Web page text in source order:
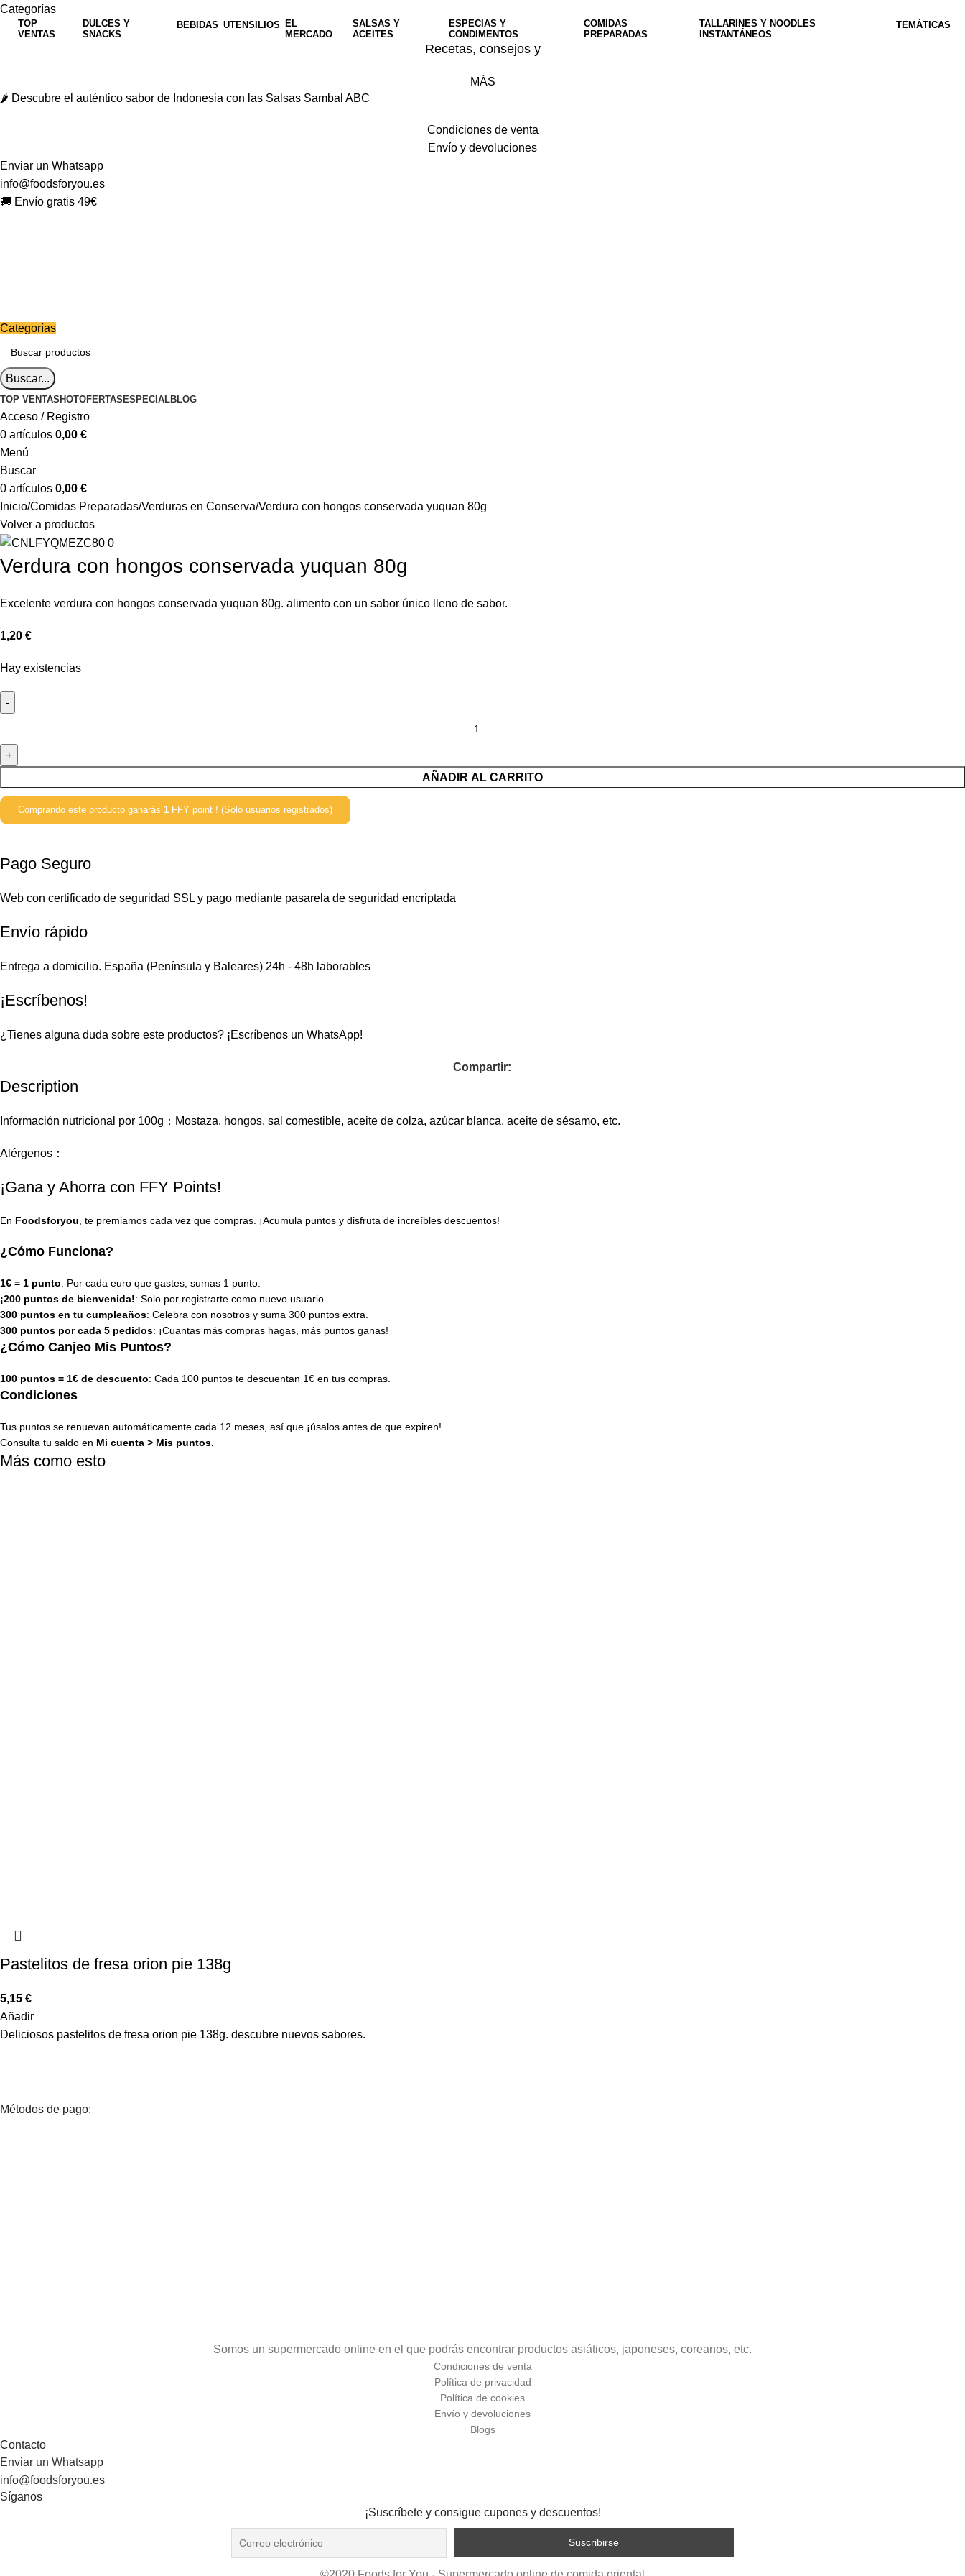
Categorías
TOP
VENTAS
DULCES Y
SNACKS
BEBIDAS UTENSILIOS
EL
MERCADO
SALSAS Y
ACEITES
ESPECIAS Y
CONDIMENTOS
COMIDAS
PREPARADAS
TALLARINES Y NOODLES
INSTANTÁNEOS
TEMÁTICAS
Recetas, consejos y
MÁS
🌶️ Descubre el auténtico sabor de Indonesia con las Salsas Sambal ABC
Condiciones de venta
Envío y devoluciones
Enviar un Whatsapp
info@foodsforyou.es
🚚 Envío gratis 49€
Categorías
Buscar...
TOP VENTAS HOTOFERTAS ESPECIALBLOG
Acceso / Registro
0 artículos 0,00 €
Menú
Buscar
0 artículos 0,00 €
Inicio Comidas Preparadas Verduras en Conserva Verdura con hongos conservada yuquan 80g
Volver a productos
Verdura con hongos conservada yuquan 80g
Excelente verdura con hongos conservada yuquan 80g. alimento con un sabor único lleno de sabor.
1,20 €
Hay existencias
AÑADIR AL CARRITO
Comprando este producto ganarás 1 FFY point ! (Solo usuarios registrados)
Pago Seguro
Web con certificado de seguridad SSL y pago mediante pasarela de seguridad encriptada
Envío rápido
Entrega a domicilio. España (Península y Baleares) 24h - 48h laborables
¡Escríbenos!
¿Tienes alguna duda sobre este productos? ¡Escríbenos un WhatsApp!
Compartir:
Description
Información nutricional por 100g：Mostaza, hongos, sal comestible, aceite de colza, azúcar blanca, aceite de sésamo, etc.
Alérgenos：
¡Gana y Ahorra con FFY Points!
En Foodsforyou, te premiamos cada vez que compras. ¡Acumula puntos y disfruta de increíbles descuentos!
¿Cómo Funciona?
1€ = 1 punto: Por cada euro que gastes, sumas 1 punto.
¡200 puntos de bienvenida!: Solo por registrarte como nuevo usuario.
300 puntos en tu cumpleaños: Celebra con nosotros y suma 300 puntos extra.
300 puntos por cada 5 pedidos: ¡Cuantas más compras hagas, más puntos ganas!
¿Cómo Canjeo Mis Puntos?
100 puntos = 1€ de descuento: Cada 100 puntos te descuentan 1€ en tus compras.
Condiciones
Tus puntos se renuevan automáticamente cada 12 meses, así que ¡úsalos antes de que expiren!
Consulta tu saldo en Mi cuenta > Mis puntos.
Más como esto
Pastelitos de fresa orion pie 138g
5,15 €
Añadir
Deliciosos pastelitos de fresa orion pie 138g. descubre nuevos sabores.
Métodos de pago:
Somos un supermercado online en el que podrás encontrar productos asiáticos, japoneses, coreanos, etc.
Condiciones de venta
Política de privacidad
Política de cookies
Envío y devoluciones
Blogs
Contacto
Enviar un Whatsapp
info@foodsforyou.es
Síganos
¡Suscríbete y consigue cupones y descuentos!